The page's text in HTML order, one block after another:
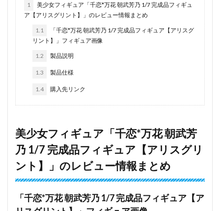
1
美少女フィギュア「千恋*万花 朝武芳乃 1/7 完成品フィギュ
ア【アリスグリント】」のレビュー情報まとめ
1.1
「千恋*万花 朝武芳乃 1/7 完成品フィギュア【アリスグ
リント】」フィギュア画像
1.2 製品説明
1.3 製品仕様
1.4 購入先リンク
美少女フィギュア「千恋*万花 朝武芳
乃 1/7 完成品フィギュア【アリスグリ
ント】」のレビュー情報まとめ
「千恋*万花 朝武芳乃 1/7 完成品フィギュア【ア